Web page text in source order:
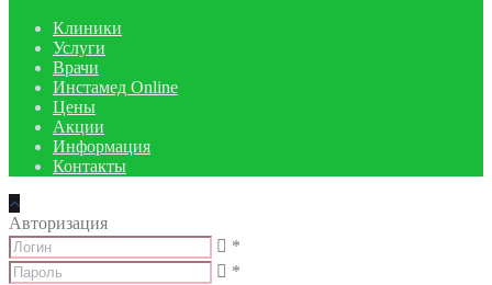
Клиники
Услуги
Врачи
Инстамед Online
Цены
Акции
Информация
Контакты
Авторизация
*
*